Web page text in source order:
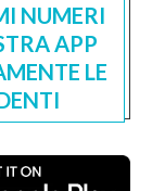
NUMERI
APP
LE